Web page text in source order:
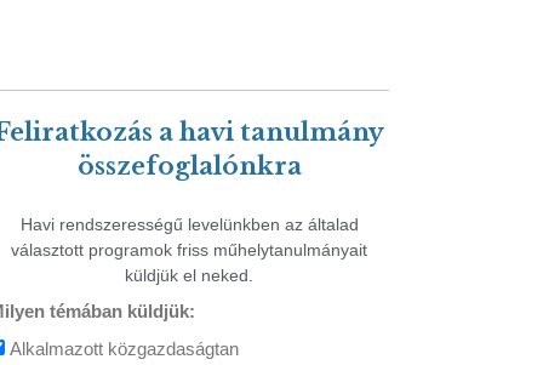
a havi tanulmány
összefoglalónkra
Havi rendszerességű levelünkben az általad
választott programok friss műhelytanulmányait
küldjük el neked.
témában küldjük:
Alkalmazott közgazdaságtan